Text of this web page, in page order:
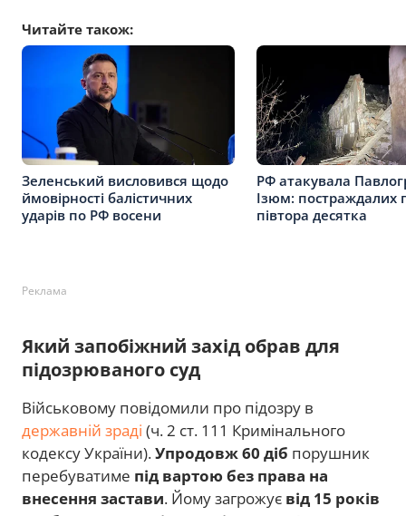
Читайте також:
Зеленський висловився щодо
ймовірності балістичних
ударів по РФ восени
РФ атакувала
Ізюм: постраждалих
півтора десятка
Реклама
Який запобіжний захід обрав для
підозрюваного суд
Військовому повідомили про підозру в
державній зраді (ч. 2 ст. 111 Кримінального
кодексу України).Упродовж 60 діб порушник
перебуватиме під вартою без права на
внесення застави. Йому загрожує від 15 років